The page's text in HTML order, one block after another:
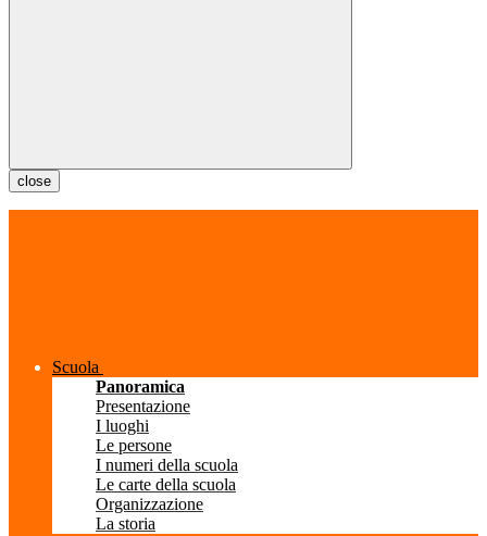
close
Scuola
Panoramica
Presentazione
I luoghi
Le persone
I numeri della scuola
Le carte della scuola
Organizzazione
La storia